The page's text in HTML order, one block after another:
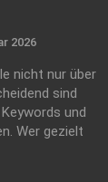
2026
nicht nur über
sind
und
Wer gezielt